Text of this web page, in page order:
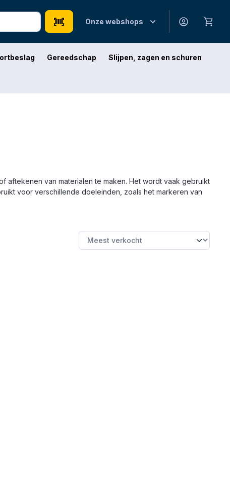
Onze webshops
Gereedschap Slijpen, zagen en schuren
aftekenen van materialen te maken. Het wordt vaak gebruikt
voor verschillende doeleinden, zoals het markeren van